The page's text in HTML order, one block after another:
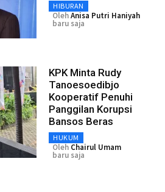
HIBURAN
OlehAnisa Putri Haniyah
baru saja
KPK Minta Rudy
Tanoesoedibjo
Kooperatif Penuhi
Panggilan Korupsi
Bansos Beras
HUKUM
Oleh Chairul Umam
baru saja